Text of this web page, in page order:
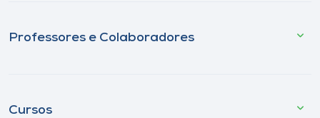
Professores e Colaboradores
Cursos